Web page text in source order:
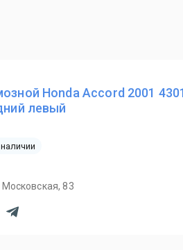
Honda Accord 2001
левый
83